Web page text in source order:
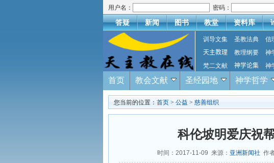
用户名： 密码：
答疑 新闻 图书 教堂 资料库
训导文集 圣教法典 信
天主教理
教理纲要 神
梵二文献
神学论集 神
首页 教会文献 圣经园地 神学哲学
您当前的位置： 首页 > 公益 > 慈善组织
科伦坡明爱庆祝
时间：2017-11-09 来源： 亚洲新闻社 作